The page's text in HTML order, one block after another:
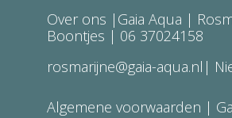
Over ons |Gaia Aqua |
Boontjes | 06 37024158
rosmarijne@gaia-aqua.nl |
Algemene voorwaarden |